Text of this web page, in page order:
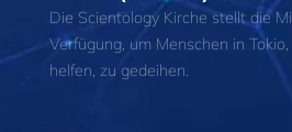
Die Scientology Kirche stellt die
Verfügung, um Menschen in
helfen, zu gedeihen.